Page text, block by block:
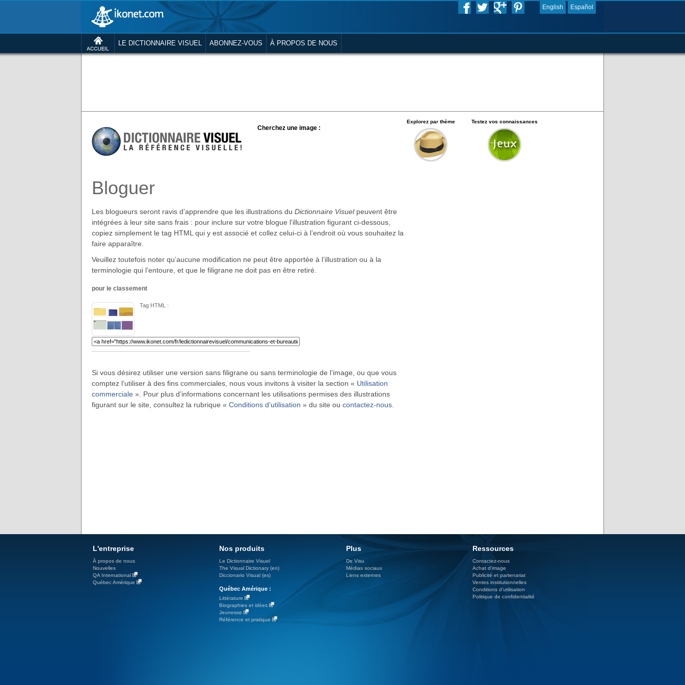
English Español
LE DICTIONNAIRE VISUEL ABONNEZ-VOUS À PROPOS DE NOUS
Cherchez une image :
Explorez par thème Testez vos connaissances
Bloguer
Les blogueurs seront ravis d’apprendre que les illustrations du Dictionnaire Visuelpeuvent être
intégrées à leur site sans frais : pour inclure sur votre blogue l’illustration figurant ci-dessous,
copiez simplement le tag HTML qui y est associé et collez celui-ci à l’endroit où vous souhaitez la
faire apparaître.
Veuillez toutefois noter qu’aucune modification ne peut être apportée à l’illustration ou à la
terminologie qui l’entoure, et que le filigrane ne doit pas en être retiré.
pour le classement
Tag HTML :
Si vous désirez utiliser une version sans filigrane ou sans terminologie de l’image, ou que vous
comptez l’utiliser à des fins commerciales, nous vous invitons à visiter la section « Utilisation
commerciale ». Pour plus d’informations concernant les utilisations permises des illustrations
figurant sur le site, consultez la rubrique « Conditions d’utilisation » du site ou contactez-nous
L'entreprise
À propos de nous
Nouvelles
QA International
Québec Amérique
Nos produits
Le Dictionnaire Visuel
The Visual Dictionary (en)
Diccionario Visual (es)
Québec Amérique :
Littérature
Biographies et idées
Jeunesse
Référence et pratique
Plus
De Visu
Médias sociaux
Liens externes
Ressources
Contactez-nous
Achat d'image
Publicité et partenariat
Ventes institutionnelles
Conditions d’utilisation
Politique de confidentialité